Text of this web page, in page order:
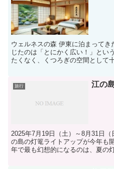
ウェルネスの森 伊東に泊まって
じたのは「とにかく広い！」とい
たくなく、くつろぎの空間として
旅行 江の
2025年7月19日（土）～8月31日
の島の灯篭ライトアップが今年も
年で最も幻想的になるのは、夏の